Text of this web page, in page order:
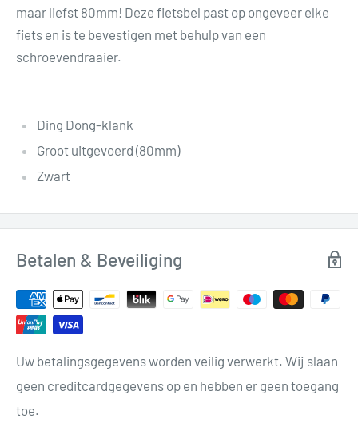
maar liefst 80mm! Deze fietsbel past op ongeveer elke
fiets en is te bevestigen met behulp van een
schroevendraaier.
Ding Dong-klank
Groot uitgevoerd (80mm)
Zwart
Betalen & Beveiliging
Uw betalingsgegevens worden veilig verwerkt. Wij slaan
geen creditcardgegevens op en hebben er geen toegang
toe.